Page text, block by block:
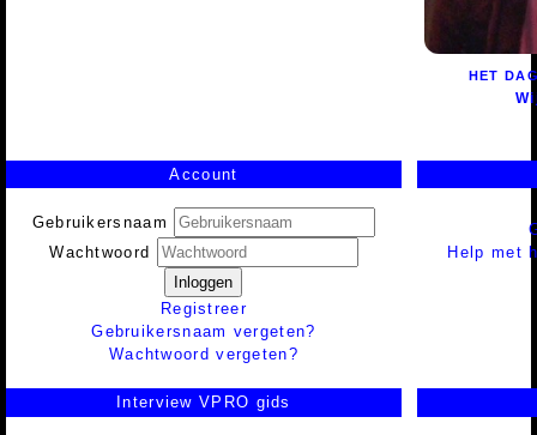
HET
Account
Gebruikersnaam
Wachtwoord
Inloggen
Registreer
Gebruikersnaam vergeten?
Wachtwoord vergeten?
Help met
Interview VPRO gids